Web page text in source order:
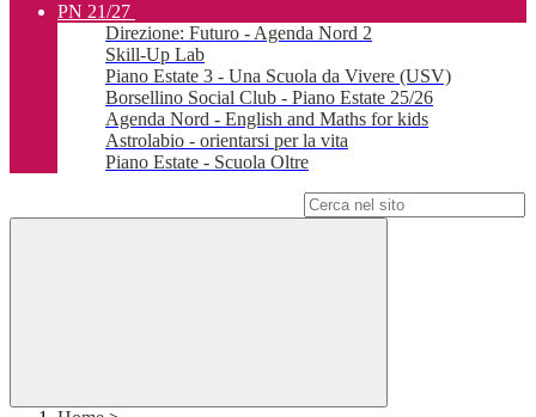
PN 21/27
Direzione: Futuro - Agenda Nord 2
Skill-Up Lab
Piano Estate 3 - Una Scuola da Vivere (USV)
Borsellino Social Club - Piano Estate 25/26
Agenda Nord - English and Maths for kids
Astrolabio - orientarsi per la vita
Piano Estate - Scuola Oltre